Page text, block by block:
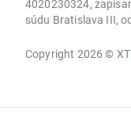
4020230324,
súdu Bratislava III,
Copyright 2026 ©